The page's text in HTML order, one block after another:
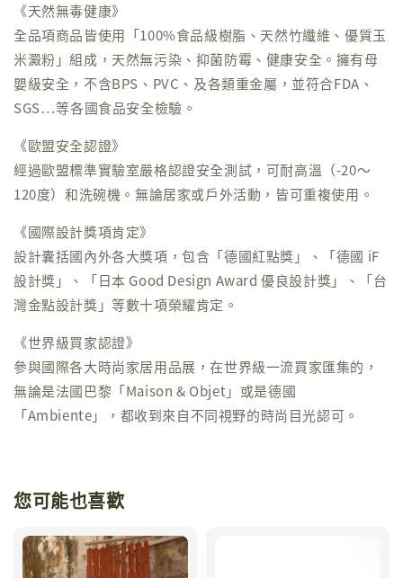
《天然無毒健康》
全品項商品皆使用「100%食品級樹脂、天然竹纖維、優質玉
米澱粉」組成，天然無污染、抑菌防霉、健康安全。擁有母
嬰級安全，不含BPS、PVC、及各類重金屬，並符合FDA、
SGS⋯等各國食品安全檢驗。
《歐盟安全認證》
經過歐盟標準實驗室嚴格認證安全測試，可耐高溫（-20～
120度）和洗碗機。無論居家或戶外活動，皆可重複使用。
《國際設計獎項肯定》
設計囊括國內外各大獎項，包含「德國紅點獎」、「德國 iF
設計獎」、「日本 Good Design Award 優良設計獎」、「台
灣金點設計獎」等數十項榮耀肯定。
《世界級買家認證》
參與國際各大時尚家居用品展，在世界級一流買家匯集的，
無論是法國巴黎「Maison & Objet」或是德國
「Ambiente」，都收到來自不同視野的時尚目光認可。
您可能也喜歡